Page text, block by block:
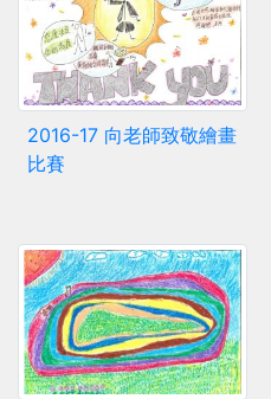
2016-17 向老師致敬繪畫
比賽